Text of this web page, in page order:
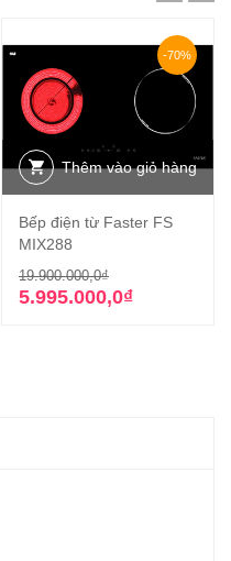
-70%
Thêm vào giỏ hàng
Bếp điện từ Faster FS
MIX288
19.900.000,0₫Giá
gốc
5.995.000,0₫
Giá
hiện